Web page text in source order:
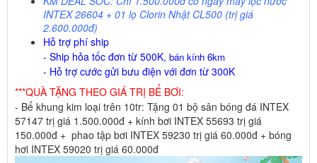
INTEX 26604 + 01 lọ Clorin Nhật CL500 (trị giá
2.600.000đ)
Hỗ trợ phí ship
- Ship hỏa tốc đơn từ 500K, bán kính 6km
- Hỗ trợ cước gửi bưu điện với đơn từ 300K
***QUÀ TẶNG THEO GIÁ TRỊ BỂ BƠI:
- Bể khung kim loại trên 10tr: Tặng 01 bộ sân bóng đá INTEX
57147 trị giá 1.500.000đ + kính bơi INTEX 55693 trị giá
150.000đ + phao tập bơi INTEX 59230 trị giá 60.000đ + bóng
hơi INTEX 59020 trị giá 60.000đ